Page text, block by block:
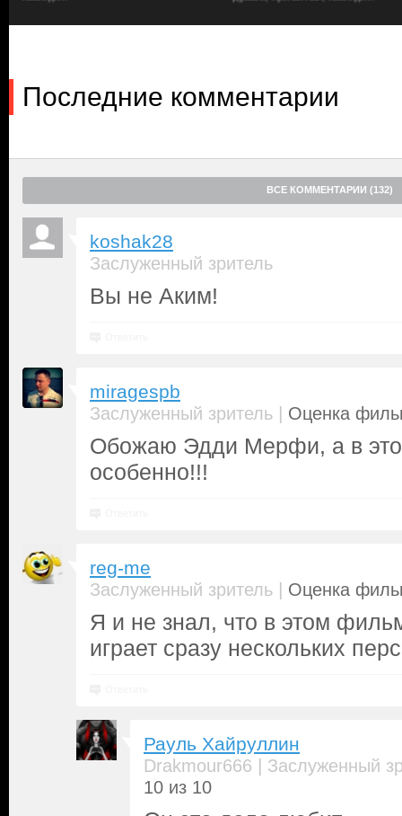
простым рабочим. Сможет ли истинная любовь пробиться
Последние комментарии
ВСЕ КОММЕНТАРИИ (132)
koshak28
Заслуженный зритель
Вы не Аким!
miragespb
Заслуженный зритель | Оценка
Обожаю Эдди Мерфи, а в
особенно!!!
reg-me
Заслуженный зритель | Оценка
Я и не знал, что в этом
играет сразу нескольких
Рауль Хайруллин
Drakmour666 | Заслуженный
10 из 10